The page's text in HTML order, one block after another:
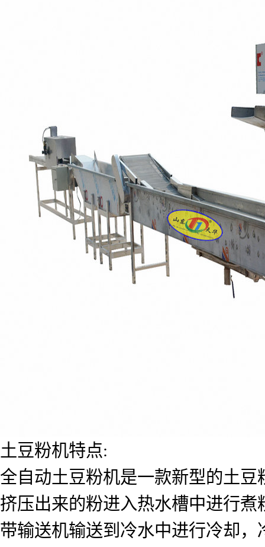
土豆粉机特点:
全自动土豆粉机是一款新型的土
挤压出来的粉进入热水槽中进行
带输送机输送到冷水中进行冷却